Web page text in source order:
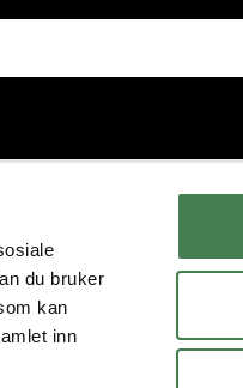
du bruker
kan
inn
Følg oss
Instagram